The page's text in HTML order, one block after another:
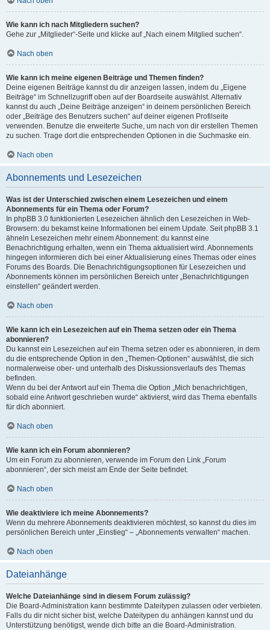
Wie kann ich nach Mitgliedern suchen?
Gehe zur „Mitglieder“-Seite und klicke auf „Nach einem Mitglied suchen“.
Nach oben
Wie kann ich meine eigenen Beiträge und Themen finden?
Deine eigenen Beiträge kannst du dir anzeigen lassen, indem du „Eigene
Beiträge“ im Schnellzugriff oben auf der Boardseite auswählst. Alternativ
kannst du auch „Deine Beiträge anzeigen“ in deinem persönlichen Bereich
oder „Beiträge des Benutzers suchen“ auf deiner eigenen Profilseite
verwenden. Benutze die erweiterte Suche, um nach von dir erstellen Themen
zu suchen. Trage dort die entsprechenden Optionen in die Suchmaske ein.
Nach oben
Abonnements und Lesezeichen
Was ist der Unterschied zwischen einem Lesezeichen und einem
Abonnements für ein Thema oder Forum?
In phpBB 3.0 funktionierten Lesezeichen ähnlich den Lesezeichen in Web-
Browsern: du bekamst keine Informationen bei einem Update. Seit phpBB 3.1
ähneln Lesezeichen mehr einem Abonnement: du kannst eine
Benachrichtigung erhalten, wenn ein Thema aktualisiert wird. Abonnements
hingegen informieren dich bei einer Aktualisierung eines Themas oder eines
Forums des Boards. Die Benachrichtigungsoptionen für Lesezeichen und
Abonnements können im persönlichen Bereich unter „Benachrichtigungen
einstellen“ geändert werden.
Nach oben
Wie kann ich ein Lesezeichen auf ein Thema setzen oder ein Thema
abonnieren?
Du kannst ein Lesezeichen auf ein Thema setzen oder es abonnieren, in dem
du die entsprechende Option in den „Themen-Optionen“ auswählst, die sich
normalerweise ober- und unterhalb des Diskussionsverlaufs des Themas
befinden.
Wenn du bei der Antwort auf ein Thema die Option „Mich benachrichtigen,
sobald eine Antwort geschrieben wurde“ aktivierst, wird das Thema ebenfalls
für dich abonniert.
Nach oben
Wie kann ich ein Forum abonnieren?
Um ein Forum zu abonnieren, verwende im Forum den Link „Forum
abonnieren“, der sich meist am Ende der Seite befindet.
Nach oben
Wie deaktiviere ich meine Abonnements?
Wenn du mehrere Abonnements deaktivieren möchtest, so kannst du dies im
persönlichen Bereich unter „Einstieg“ – „Abonnements verwalten“ machen.
Nach oben
Dateianhänge
Welche Dateianhänge sind in diesem Forum zulässig?
Die Board-Administration kann bestimmte Dateitypen zulassen oder verbieten.
Falls du dir nicht sicher bist, welche Dateitypen du anhängen kannst und du
Unterstützung benötigst, wende dich bitte an die Board-Administration.